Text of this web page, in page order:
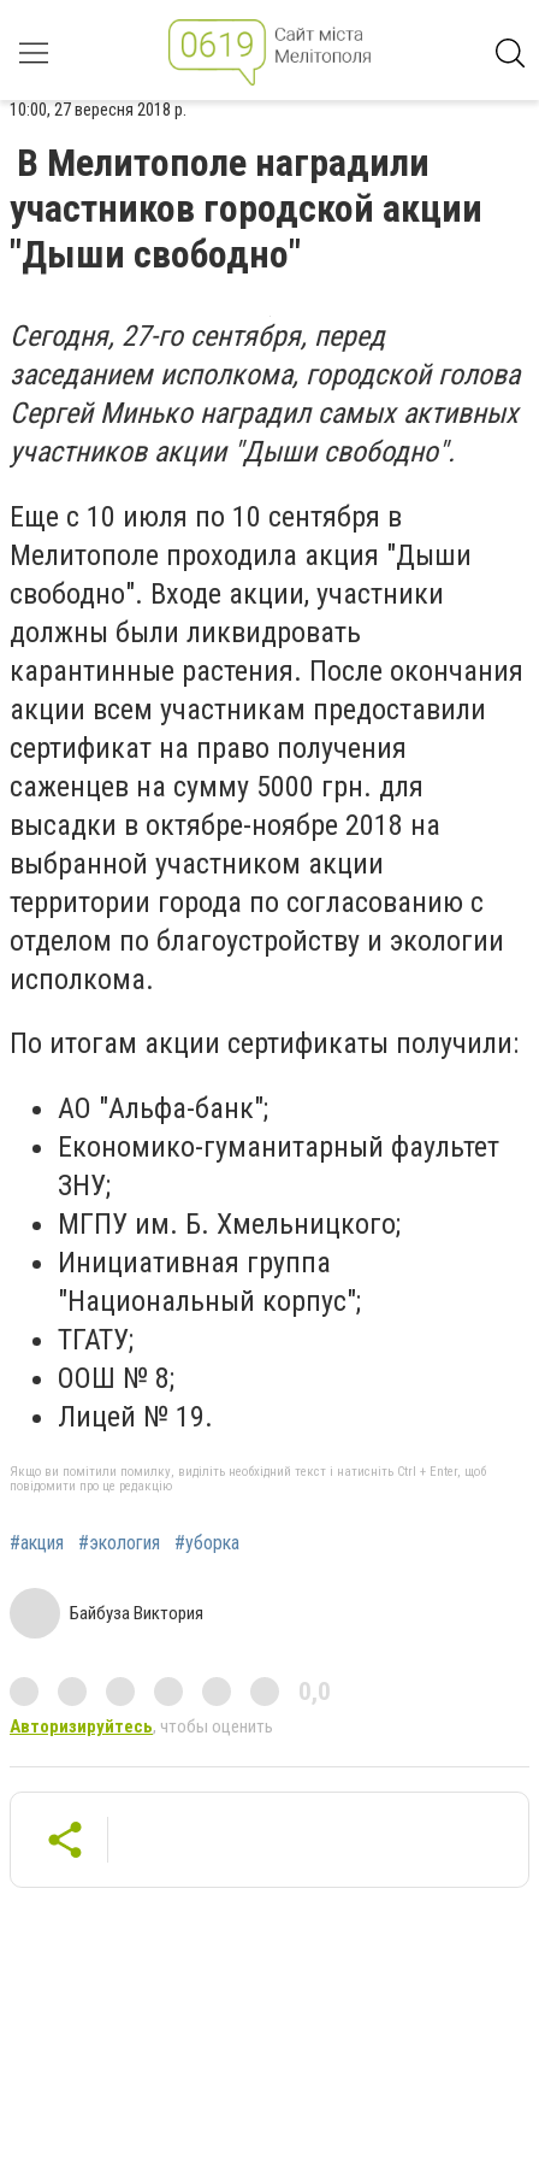
10:00, 27 вересня 2018 р.
В Мелитополе наградили
участников городской акции
"Дыши свободно"
Сегодня, 27-го сентября, перед
заседанием исполкома, городской голова
Сергей Минько наградил самых активных
участников акции "Дыши свободно".
Еще с 10 июля по 10 сентября в
Мелитополе проходила акция "Дыши
свободно". Входе акции, участники
должны были ликвидровать
карантинные растения. После окончания
акции всем участникам предоставили
сертификат на право получения
саженцев на сумму 5000 грн. для
высадки в октябре-ноябре 2018 на
выбранной участником акции
территории города по согласованию с
отделом по благоустройству и экологии
исполкома.
По итогам акции сертификаты получили:
АО "Альфа-банк";
Економико-гуманитарный фаультет
ЗНУ;
МГПУ им. Б. Хмельницкого;
Инициативная группа
"Национальный корпус";
ТГАТУ;
ООШ № 8;
Лицей № 19.
Якщо ви помітили помилку, виділіть необхідний текст і натисніть Ctrl + Enter, щоб
повідомити про це редакцію
#акция #экология #уборка
Байбуза Виктория
0,0
Авторизируйтесь, чтобы оценить